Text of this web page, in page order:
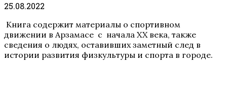
25.08.2022
Книга содержит материалы о спортивном
движении в Арзамасе с начала XX века, также
сведения о людях, оставивших заметный след в
истории развития физкультуры и спорта в городе.